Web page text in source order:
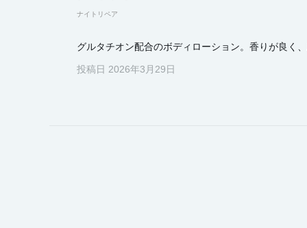
ナイトリペア
グルタチオン配合のボディローション。香りが良く
投稿日 2026年3月29日